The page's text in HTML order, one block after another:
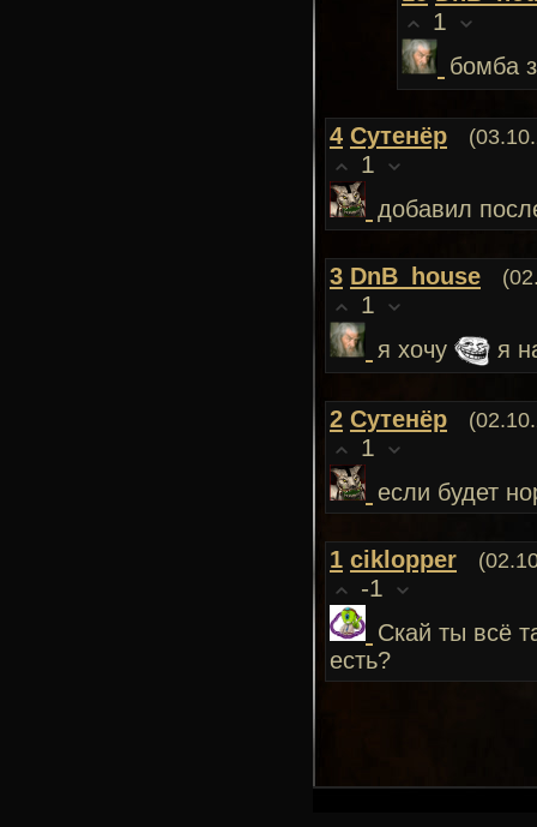
1
бомба
4 Сутенёр
1
добавил
3 DnB_house
1
я хочу я
2 Сутенёр
1
если будет
1 ciklopper
-1
Скай ты всё
есть?